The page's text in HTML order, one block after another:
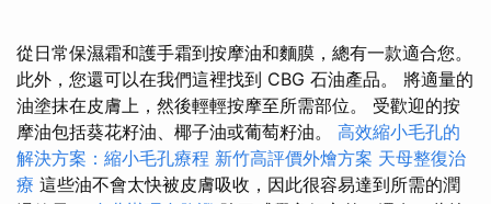
從日常保濕霜和護手霜到按摩油和麵膜，總有一款適合您。
此外，您還可以在我們這裡找到 CBG 石油產品。 將適量的
油塗抹在皮膚上，然後輕輕按摩至所需部位。 受歡迎的按
摩油包括葵花籽油、椰子油或葡萄籽油。 高效縮小毛孔的
解決方案：縮小毛孔療程 新竹高評價外燴方案 天母整復治
療 這些油不會太快被皮膚吸收，因此很容易達到所需的潤